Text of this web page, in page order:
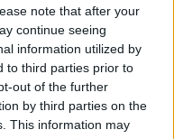
note that after your
continue seeing
information utilized by
to third parties prior to
out of the further
by third parties on the
This information may